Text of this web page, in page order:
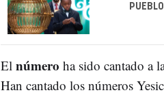
El número ha sido cantado a
Han cantado los números